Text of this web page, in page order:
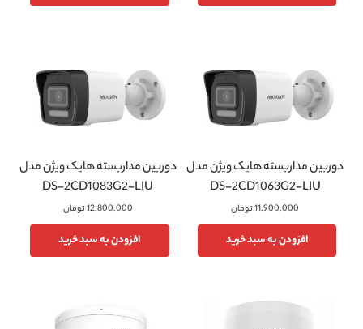
دوربین مداربسته هایک ویژن مدل
DS-2CD1063G2-LIU
11,900,000تومان
افزودن به سبد خرید
دوربین مداربسته هایک ویژن مدل
DS-2CD1083G2-LIU
12,800,000تومان
افزودن به سبد خرید